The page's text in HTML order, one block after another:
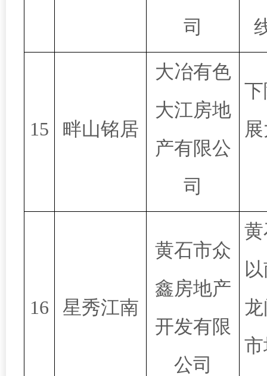
司
15 畔山铭居
大冶有色
大江房地
产有限公
司
16 星秀江南
黄石市众
鑫房地产
开发有限
公司